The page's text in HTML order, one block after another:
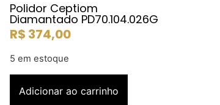
Polidor Ceptiom
Diamantado PD70.104.026G
R$ 374,00
5 em estoque
Adicionar ao carrinho